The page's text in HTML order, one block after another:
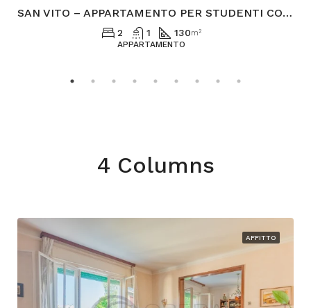
SAN VITO – APPARTAMENTO PER STUDENTI CON POSTO AUTO
2 1 130m²
APPARTAMENTO
4 Columns
AFFITTO